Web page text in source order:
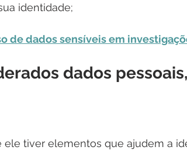
identidade;
de dados sensíveis em
dados
ele tiver elementos que ajudem a